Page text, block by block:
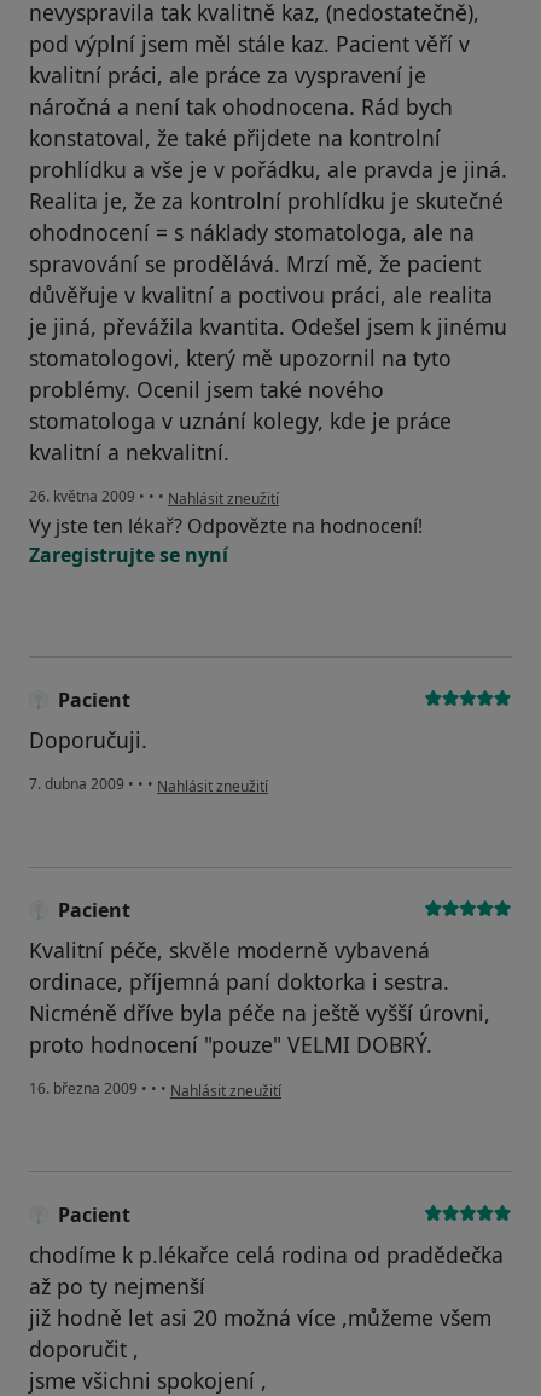
nevyspravila tak kvalitně kaz, (nedostatečně),
pod výplní jsem měl stále kaz. Pacient věří v
kvalitní práci, ale práce za vyspravení je
náročná a není tak ohodnocena. Rád bych
konstatoval, že také přijdete na kontrolní
prohlídku a vše je v pořádku, ale pravda je jiná.
Realita je, že za kontrolní prohlídku je skutečné
ohodnocení = s náklady stomatologa, ale na
spravování se prodělává. Mrzí mě, že pacient
důvěřuje v kvalitní a poctivou práci, ale realita
je jiná, převážila kvantita. Odešel jsem k jinému
stomatologovi, který mě upozornil na tyto
problémy. Ocenil jsem také nového
stomatologa v uznání kolegy, kde je práce
kvalitní a nekvalitní.
26. května 2009 • • • podle názoru uživatele bývalý pacient
Nahlásit zneužití
Vy jste ten lékař? Odpovězte na hodnocení!
Zaregistrujte se nyní
Pacient
Doporučuji.
7. dubna 2009 • • • podle názoru uživatele Pacient
Nahlásit zneužití
Pacient
Kvalitní péče, skvěle moderně vybavená
ordinace, příjemná paní doktorka i sestra.
Nicméně dříve byla péče na ještě vyšší úrovni,
proto hodnocení "pouze" VELMI DOBRÝ.
16. března 2009 • • • podle názoru uživatele Pacient
Nahlásit zneužití
Pacient
chodíme k p.lékařce celá rodina od pradědečka
až po ty nejmenší
již hodně let asi 20 možná více ,můžeme všem
doporučit ,
jsme všichni spokojení ,